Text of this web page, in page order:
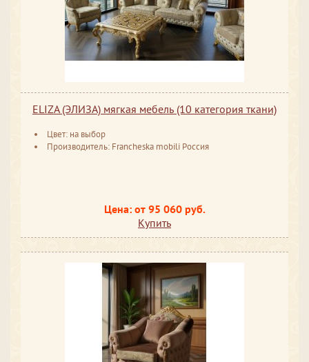
ELIZA (ЭЛИЗА) мягкая мебель (10 категория ткани)
Цвет: на выбор
Производитель: Francheska mobili Россия
Цена: от 95 060 руб.
Купить